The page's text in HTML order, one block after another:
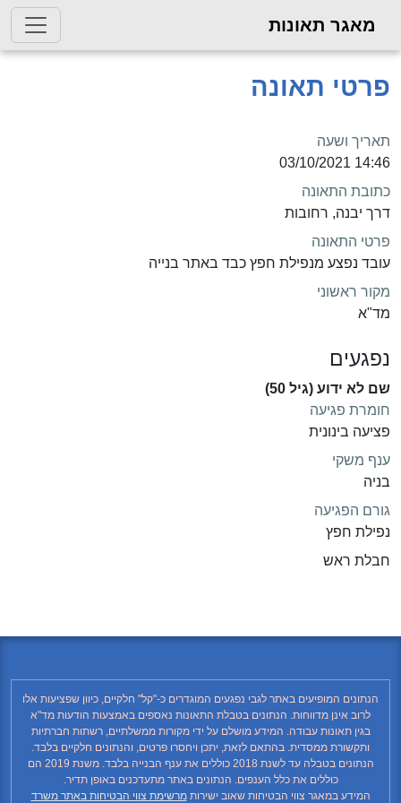
מאגר תאונות
פרטי תאונה
תאריך ושעה
14:46 03/10/2021
כתובת התאונה
דרך יבנה, רחובות
פרטי התאונה
עובד נפצע מנפילת חפץ כבד באתר בנייה
מקור ראשוני
מד"א
נפגעים
שם לא ידוע (גיל 50)
חומרת פגיעה
פציעה בינונית
ענף משקי
בניה
גורם הפגיעה
נפילת חפץ
חבלת ראש
הנתונים המופיעים באתר לגבי נפגעים המוגדרים כ-"קל" חלקיים, כיוון שפציעות אלו
לרוב אינן מדווחות. הנתונים בטבלת התאונות נאספים באמצעות הודעות מד"א
בגין תאונות עבודה. המידע מושלם על ידי מקורות ממשלתיים, רשתות חברתיות
ותקשורת ממסדית. בהתאם לזאת, יתכן ויחסרו פרטים, והנתונים חלקיים בלבד.
הנתונים בטבלה עד לשנת 2018 כוללים את ענף הבנייה בלבד. משנת 2019 הם
כוללים את כלל הענפים. הנתונים באתר מתעדכנים באופן תדיר.
המידע במאגר צווי הבטיחות שאוב ישירותמרשימת צווי הבטיחות באתר משרד